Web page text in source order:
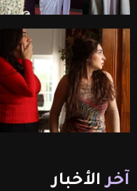
آخر الأخبار